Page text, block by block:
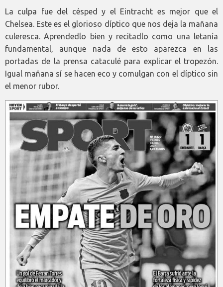
La culpa fue del césped y el Eintracht es mejor que el
Chelsea. Este es el glorioso díptico que nos deja la mañana
culeresca. Aprendedlo bien y recitadlo como una letanía
fundamental, aunque nada de esto aparezca en las
portadas de la prensa cataculé para explicar el tropezón.
Igual mañana sí se hacen eco y comulgan con el díptico sin
el menor rubor.